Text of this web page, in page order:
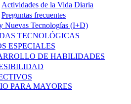
Actividades de la Vida Diaria
Preguntas frecuentes
Nuevas Tecnologías (I+D)
TECNOLÓGICAS
ESPECIALES
DE HABILIDADES
PARA MAYORES